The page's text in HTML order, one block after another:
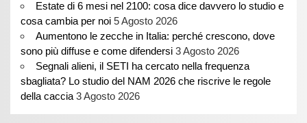
Estate di 6 mesi nel 2100: cosa dice davvero lo studio e
cosa cambia per noi 5 Agosto 2026
Aumentono le zecche in Italia: perché crescono, dove
sono più diffuse e come difendersi 3 Agosto 2026
Segnali alieni, il SETI ha cercato nella frequenza
sbagliata? Lo studio del NAM 2026 che riscrive le regole
della caccia 3 Agosto 2026